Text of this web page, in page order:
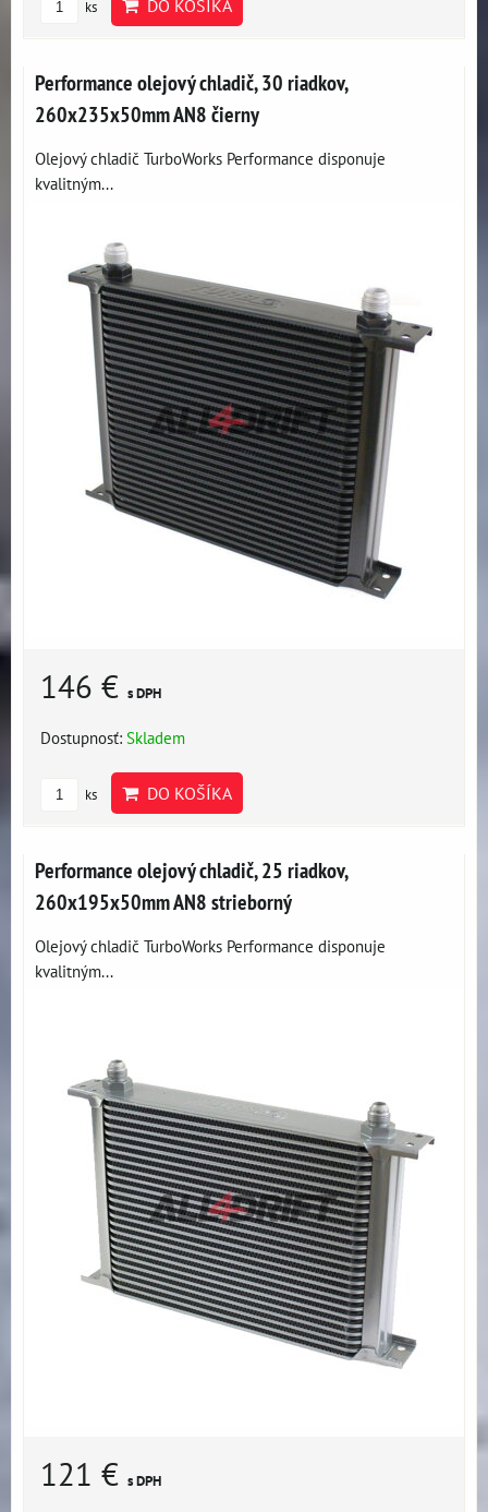
ks DO KOŠÍKA
Performance olejový chladič, 30 riadkov,
260x235x50mm AN8 čierny
Olejový chladič TurboWorks Performance disponuje
kvalitným...
146 € s DPH
Dostupnosť: Skladem
ks DO KOŠÍKA
Performance olejový chladič, 25 riadkov,
260x195x50mm AN8 strieborný
Olejový chladič TurboWorks Performance disponuje
kvalitným...
121 € s DPH